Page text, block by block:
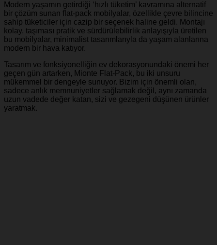
Modern yaşamın getirdiği ‘hızlı tüketim’ kavramına alternatif
bir çözüm sunan flat-pack mobilyalar, özellikle çevre bilincine
sahip tüketiciler için cazip bir seçenek haline geldi. Montajı
kolay, taşıması pratik ve sürdürülebilirlik anlayışıyla üretilen
bu mobilyalar, minimalist tasarımlarıyla da yaşam alanlarına
modern bir hava katıyor.
Tasarım ve fonksiyonelliğin ev dekorasyonundaki önemi her
geçen gün artarken, Mionte Flat-Pack, bu iki unsuru
mükemmel bir dengeyle sunuyor. Bizim için önemli olan,
sadece anlık memnuniyetler sağlamak değil, aynı zamanda
uzun vadede değer katan, sizi ve gezegeni düşünen ürünler
yaratmak.